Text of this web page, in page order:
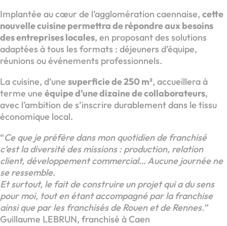
Implantée au cœur de l’agglomération caennaise, cette
nouvelle cuisine permettra de répondre aux besoins
des entreprises locales, en proposant des solutions
adaptées à tous les formats : déjeuners d’équipe,
réunions ou événements professionnels.
La cuisine, d’une superficie de 250 m², accueillera à
terme une équipe d’une dizaine de collaborateurs,
avec l’ambition de s’inscrire durablement dans le tissu
économique local.
“Ce que je préfère dans mon quotidien de franchisé
c’est la diversité des missions : production, relation
client, développement commercial… Aucune journée ne
se ressemble.
Et surtout, le fait de construire un projet qui a du sens
pour moi, tout en étant accompagné par la franchise
ainsi que par les franchisés de Rouen et de Rennes.”
Guillaume LEBRUN, franchisé à Caen